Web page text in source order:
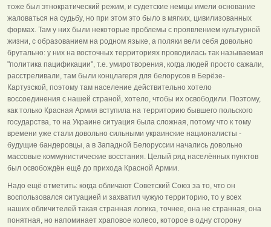
тоже был этнократический режим, и судетские немцы имели основание
жаловаться на судьбу, но при этом это было в мягких, цивилизованных
формах. Там у них были некоторые проблемы с проявлением культурной
жизни, с образованием на родном языке, а поляки вели себя довольно
брутально: у них на восточных территориях проводилась так называемая
"политика пацификации", т.е. умиротворения, когда людей просто сажали,
расстреливали, там были концлагеря для белорусов в Берёзе-
Картузской, поэтому там население действительно хотело
воссоединения с нашей страной, хотело, чтобы их освободили. Поэтому,
как только Красная Армия вступила на территорию бывшего польского
государства, то на Украине ситуация была сложная, потому что к тому
времени уже стали довольно сильными украинские националисты -
будущие бандеровцы, а в Западной Белоруссии начались довольно
массовые коммунистические восстания. Целый ряд населённых пунктов
был освобождён ещё до прихода Красной Армии.
Надо ещё отметить: когда обличают Советский Союз за то, что он
воспользовался ситуацией и захватил чужую территорию, то у всех
наших обличителей такая странная логика, точнее, она не странная, она
понятная, но напоминает храповое колесо, которое в одну сторону